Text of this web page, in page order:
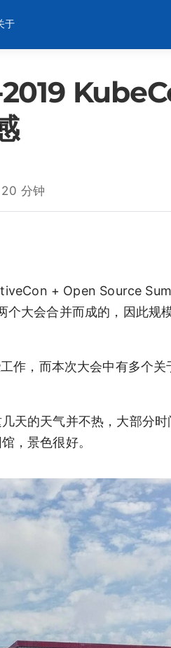
于
2019
分钟
+ Open Source
大会合并而成的，因此规
作，而本次大会中有多个
天的天气并不热，大部分
，景色很好。